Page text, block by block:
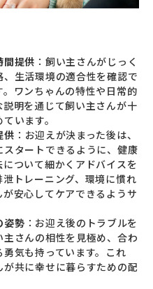
間提供 ：飼い主さんがじっく
生活環境の適合性を確認で
ワンちゃんの特性や日常的
明を通じて飼い主さんが十
います。
供 ：お迎えが決まった後は、
タートできるように、健康
ついて細かくアドバイスを
トレーニング、環境に慣れ
安心してケアできるようサ
姿勢 ：お迎え後のトラブルを
さんの相性を見極め、合わ
気も持っています。これ
共に幸せに暮らすための配